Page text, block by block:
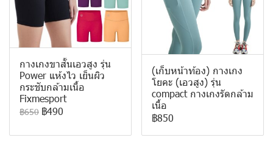
กางเกงขาสั้นเอวสูง รุ่น
Power แห้งไว เย็นผิว
กระชับกล้ามเนื้อ
Fixmesport
฿650 ฿490
(เก็บหน้าท้อง) กางเกง
โยคะ (เอวสูง) รุ่น
compact กางเกงรัดกล้าม
เนื้อ
฿850